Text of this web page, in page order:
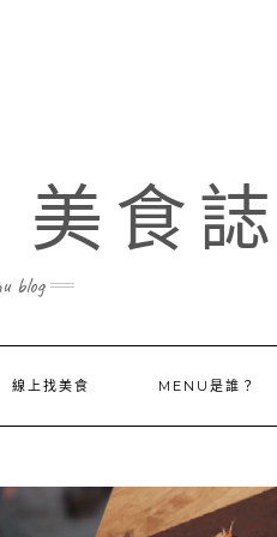
食
blog
線上找美食 MENU是誰？